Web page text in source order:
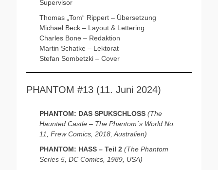
Supervisor
Thomas „Tom“ Rippert – Übersetzung
Michael Beck – Layout & Lettering
Charles Bone – Redaktion
Martin Schatke – Lektorat
Stefan Sombetzki – Cover
PHANTOM #13 (11. Juni 2024)
PHANTOM: DAS SPUKSCHLOSS(The
Haunted Castle – The Phantom´s World No.
11, Frew Comics, 2018, Australien)
PHANTOM: HASS – Teil 2(The Phantom
Series 5, DC Comics, 1989, USA)